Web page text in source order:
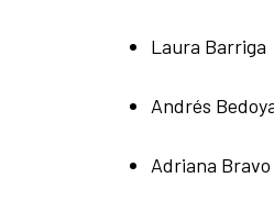
Laura Barriga
Andrés
Adriana Bravo